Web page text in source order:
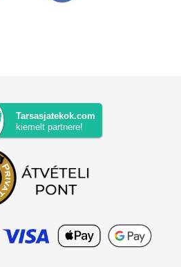
Tarsasjatekok.com
kiemelt partnere!